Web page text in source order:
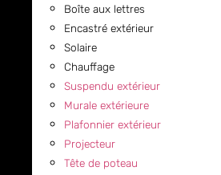
Boîte aux lettres
Encastré extérieur
Solaire
Chauffage
Suspendu extérieur
Murale extérieure
Plafonnier extérieur
Projecteur
Tête de poteau